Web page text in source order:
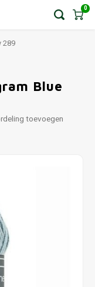
0
289
Blue
toevoegen